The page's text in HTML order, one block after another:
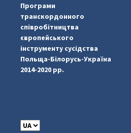
#PipIvanToday
pimrec_project
Програми
транскордонного
співробітництва
європейського
інструменту сусідства
Польща-Білорусь-Україна
2014-2020 рр.
C